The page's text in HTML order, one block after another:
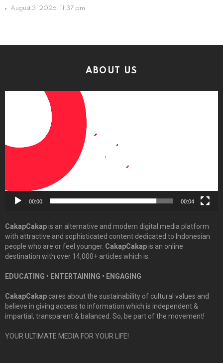
August 3, 2026, 11:37 pm
ABOUT US
00:00 00:04
CakapCakapis an alternative and modern digital media platform
with attractive and sophisticated content dedicated to Indonesian
people who are or feel younger. CakapCakapis an online
destination with over 14,000+ articles which is:
EDUCATING • ENTERTAINING • ENGAGING
CakapCakap cares about the sustainability of cultural values and
believe in giving access to information which is independent &
impartial, transparent & balanced. So, be part of the movement!
YOUR ULTIMATE MEDIA FOR YOUR LIFE!